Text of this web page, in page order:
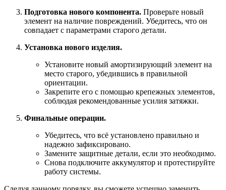
Подготовка нового компонента. Проверьте новый
элемент на наличие повреждений. Убедитесь, что он
совпадает с параметрами старого детали.
Установка нового изделия.
Установите новый амортизирующий элемент на
место старого, убедившись в правильной
ориентации.
Закрепите его с помощью крепежных элементов,
соблюдая рекомендованные усилия затяжки.
Финальные операции.
Убедитесь, что всё установлено правильно и
надежно зафиксировано.
Замените защитные детали, если это необходимо.
Снова подключите аккумулятор и протестируйте
работу системы.